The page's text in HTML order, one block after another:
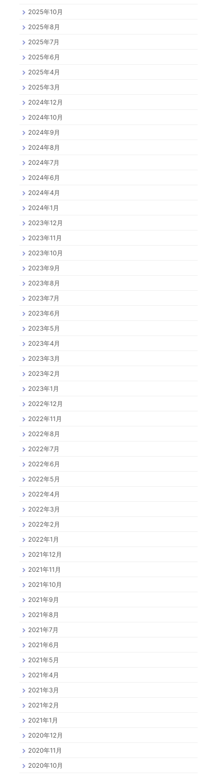
2025年10月
2025年8月
2025年7月
2025年6月
2025年4月
2025年3月
2024年12月
2024年10月
2024年9月
2024年8月
2024年7月
2024年6月
2024年4月
2024年1月
2023年12月
2023年11月
2023年10月
2023年9月
2023年8月
2023年7月
2023年6月
2023年5月
2023年4月
2023年3月
2023年2月
2023年1月
2022年12月
2022年11月
2022年8月
2022年7月
2022年6月
2022年5月
2022年4月
2022年3月
2022年2月
2022年1月
2021年12月
2021年11月
2021年10月
2021年9月
2021年8月
2021年7月
2021年6月
2021年5月
2021年4月
2021年3月
2021年2月
2021年1月
2020年12月
2020年11月
2020年10月